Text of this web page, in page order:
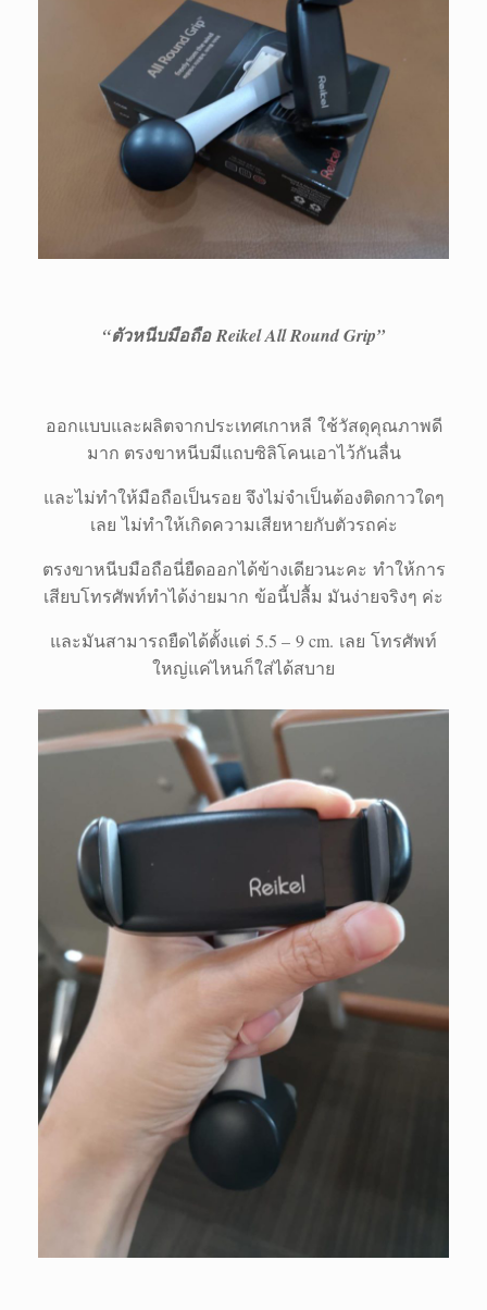
“ตัวหนีบมือถือReikel All Round Grip”
ออกแบบและผลิตจากประเทศเกาหลี ใช้วัสดุคุณภาพดี
มาก ตรงขาหนีบมีแถบซิลิโคนเอาไว้กันลื่น
และไม่ทำให้มือถือเป็นรอย จึงไม่จำเป็นต้องติดกาวใดๆ
เลย ไม่ทำให้เกิดความเสียหายกับตัวรถค่ะ
ตรงขาหนีบมือถือนี่ยืดออกได้ข้างเดียวนะคะ ทำให้การ
เสียบโทรศัพท์ทำได้ง่ายมาก ข้อนี้ปลื้ม มันง่ายจริงๆ ค่ะ
และมันสามารถยืดได้ตั้งแต่ 5.5 – 9 cm. เลย โทรศัพท์
ใหญ่แค่ไหนก็ใส่ได้สบาย